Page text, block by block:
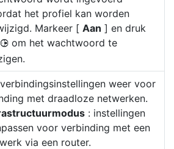
het profiel kan worden
Markeer [ Aan ] en druk
2 om het wachtwoord te
weer voor
met draadloze netwerken.
: instellingen
voor verbinding met een
via een router.